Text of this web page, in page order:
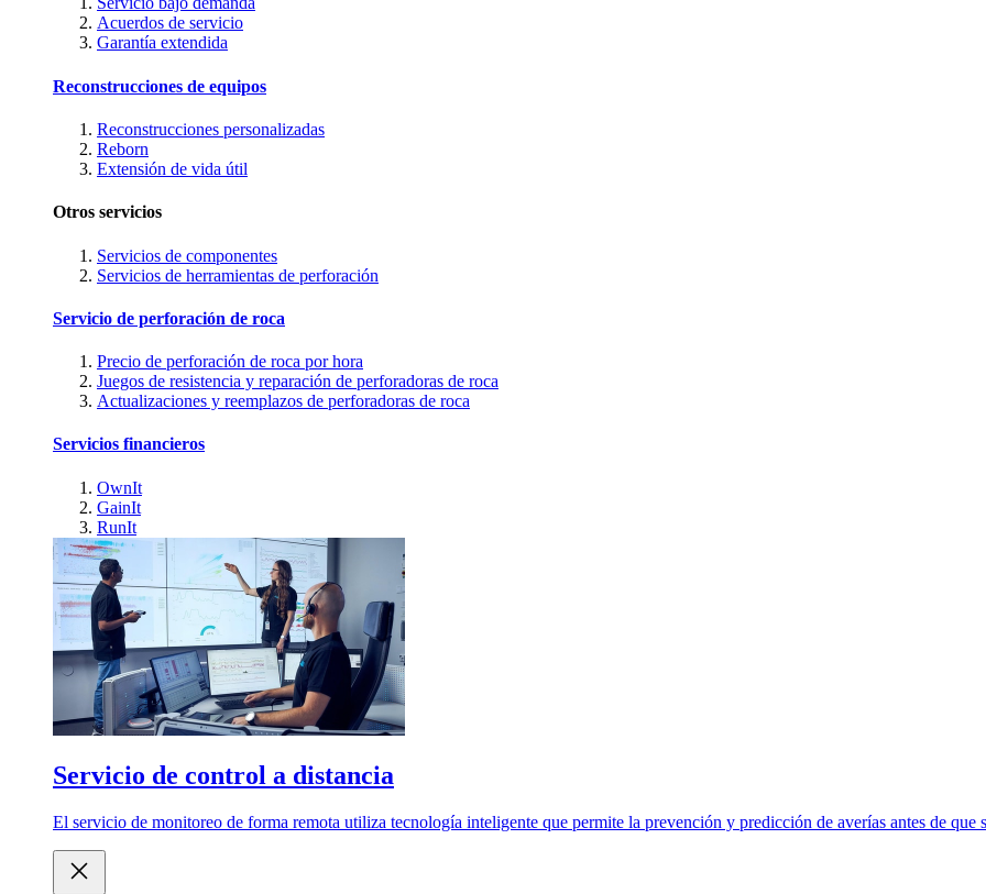
Acuerdos de servicio
Garantía extendida
Reconstrucciones de equipos
Reconstrucciones personalizadas
Reborn
Extensión de vida útil
Otros servicios
Servicios de componentes
Servicios de herramientas de perforación
Servicio de perforación de roca
Precio de perforación de roca por hora
Juegos de resistencia y reparación de perforadoras de roca
Actualizaciones y reemplazos de perforadoras de roca
Servicios financieros
OwnIt
GainIt
RunIt
Servicio de control a distancia
El servicio de monitoreo de forma remota utiliza tecnología inteligente que permite la prevención y predicción de averías antes de que